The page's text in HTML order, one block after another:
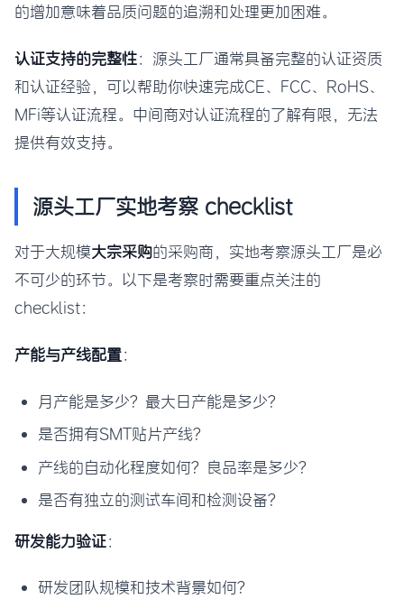
的增加意味着品质问题的追溯和处理更加困难。
认证支持的完整性：源头工厂通常具备完整的认证资质
和认证经验，可以帮助你快速完成CE、FCC、RoHS、
MFi等认证流程。中间商对认证流程的了解有限，无法
提供有效支持。
源头工厂实地考察 checklist
对于大规模大宗采购的采购商，实地考察源头工厂是必
不可少的环节。以下是考察时需要重点关注的
checklist：
产能与产线配置：
月产能是多少？最大日产能是多少？
是否拥有SMT贴片产线？
产线的自动化程度如何？良品率是多少？
是否有独立的测试车间和检测设备？
研发能力验证：
研发团队规模和技术背景如何？